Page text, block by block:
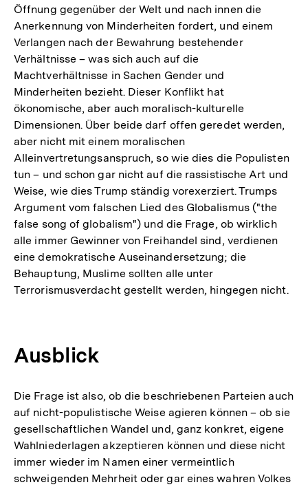
Öffnung gegenüber der Welt und nach innen die
Anerkennung von Minderheiten fordert, und einem
Verlangen nach der Bewahrung bestehender
Verhältnisse – was sich auch auf die
Machtverhältnisse in Sachen Gender und
Minderheiten bezieht. Dieser Konflikt hat
ökonomische, aber auch moralisch-kulturelle
Dimensionen. Über beide darf offen geredet werden,
aber nicht mit einem moralischen
Alleinvertretungsanspruch, so wie dies die Populisten
tun – und schon gar nicht auf die rassistische Art und
Weise, wie dies Trump ständig vorexerziert. Trumps
Argument vom falschen Lied des Globalismus ("the
false song of globalism") und die Frage, ob wirklich
alle immer Gewinner von Freihandel sind, verdienen
eine demokratische Auseinandersetzung; die
Behauptung, Muslime sollten alle unter
Terrorismusverdacht gestellt werden, hingegen nicht.
Ausblick
Die Frage ist also, ob die beschriebenen Parteien auch
auf nicht-populistische Weise agieren können – ob sie
gesellschaftlichen Wandel und, ganz konkret, eigene
Wahlniederlagen akzeptieren können und diese nicht
immer wieder im Namen einer vermeintlich
schweigenden Mehrheit oder gar eines wahren Volkes